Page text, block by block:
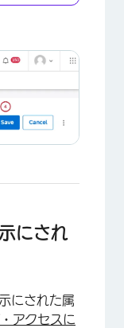
×
にされ
にされた属
アクセスに